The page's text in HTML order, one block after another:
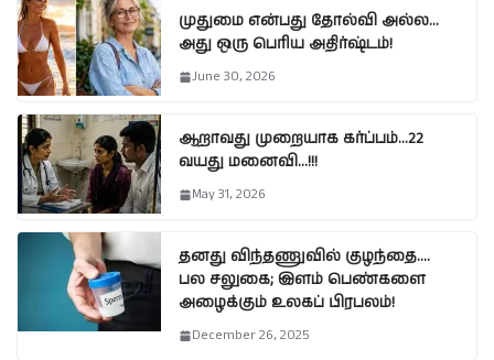
முதுமை என்பது தோல்வி அல்ல…
அது ஒரு பெரிய அதிர்ஷ்டம்!
June 30, 2026
ஆறாவது முறையாக கர்ப்பம்…22
வயது மனைவி…!!!
May 31, 2026
தனது விந்தணுவில் குழந்தை….
பல சலுகை; இளம் பெண்களை
அழைக்கும் உலகப் பிரபலம்!
December 26, 2025